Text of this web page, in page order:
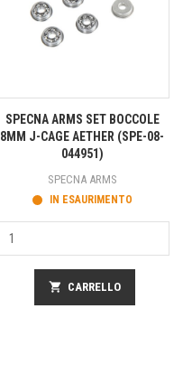
SPECNA ARMS SET BOCCOLE
8MM J-CAGE AETHER (SPE-08-
044951)
SPECNA ARMS
IN ESAURIMENTO
shopping_cart CARRELLO